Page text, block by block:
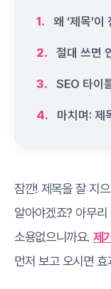
1. 왜 ‘제목’
2. 절대 쓰면
3. SEO 타이
4. 마치며: 제
잠깐! 제목을 잘 지
알아야겠죠? 아무
소용없으니까요. 제
먼저 보고 오시면